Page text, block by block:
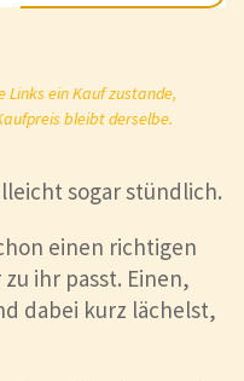
ein Kauf zustande,
bleibt derselbe.
sogar stündlich.
einen richtigen
ihr passt. Einen,
dabei kurz lächelst,